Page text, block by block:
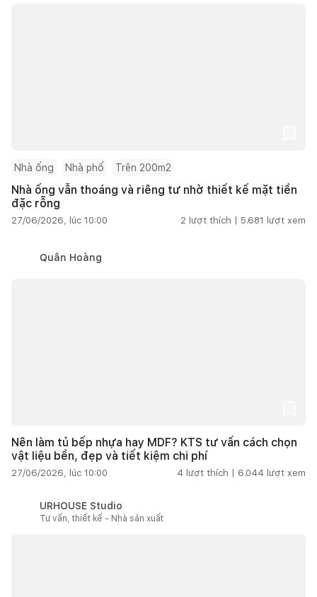
Nhà ống Nhà phố Trên 200m2
Nhà ống vẫn thoáng và riêng tư nhờ thiết kế mặt tiền
đặc rỗng
27/06/2026, lúc 10:00 2 lượt thích | 5.681 lượt xem
Quân Hoàng
Nên làm tủ bếp nhựa hay MDF? KTS tư vấn cách chọn
vật liệu bền, đẹp và tiết kiệm chi phí
27/06/2026, lúc 10:00 4 lượt thích | 6.044 lượt xem
URHOUSE Studio
Tư vấn, thiết kế - Nhà sản xuất